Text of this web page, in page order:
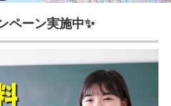
ペーン実施中✨